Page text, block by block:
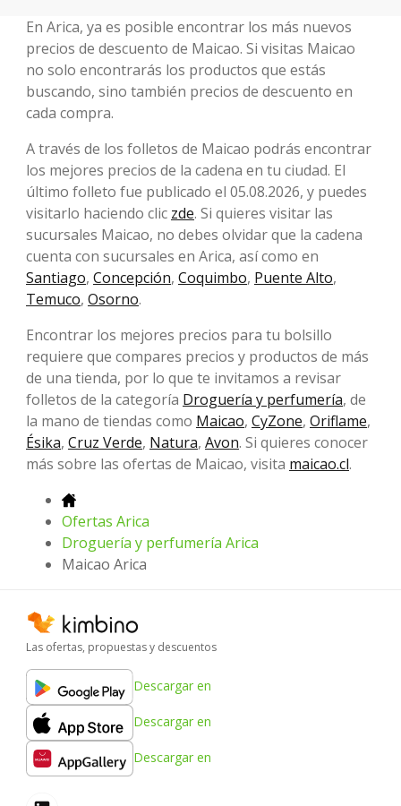
En Arica, ya es posible encontrar los más nuevos
precios de descuento de Maicao. Si visitas Maicao
no solo encontrarás los productos que estás
buscando, sino también precios de descuento en
cada compra.
A través de los folletos de Maicao podrás encontrar
los mejores precios de la cadena en tu ciudad. El
último folleto fue publicado el 05.08.2026, y puedes
visitarlo haciendo clic zde. Si quieres visitar las
sucursales Maicao, no debes olvidar que la cadena
cuenta con sucursales en Arica, así como en
Santiago, Concepción, Coquimbo, Puente Alto,
Temuco, Osorno.
Encontrar los mejores precios para tu bolsillo
requiere que compares precios y productos de más
de una tienda, por lo que te invitamos a revisar
folletos de la categoría Droguería y perfumería, de
la mano de tiendas como Maicao, CyZone, Oriflame,
Ésika, Cruz Verde, Natura, Avon. Si quieres conocer
más sobre las ofertas de Maicao, visita maicao.cl.
Ofertas Arica
Droguería y perfumería Arica
Maicao Arica
Las ofertas, propuestas y descuentos
Descargar en
Descargar en
Descargar en